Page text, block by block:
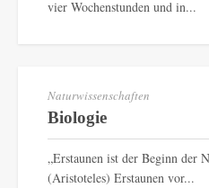
vier Wochenstunden und in...
Naturwissenschaften
Biologie
„Erstaunen ist der Beginn der
(Aristoteles) Erstaunen vor...